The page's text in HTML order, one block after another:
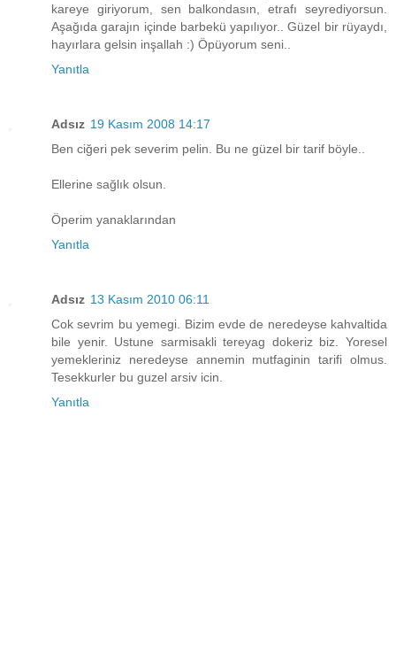
kareye giriyorum, sen balkondasın, etrafı seyrediyorsun.
Aşağıda garajın içinde barbekü yapılıyor.. Güzel bir rüyaydı,
hayırlara gelsin inşallah :) Öpüyorum seni..
Yanıtla
Adsız 19 Kasım 2008 14:17
Ben ciğeri pek severim pelin. Bu ne güzel bir tarif böyle..
Ellerine sağlık olsun.
Öperim yanaklarından
Yanıtla
Adsız 13 Kasım 2010 06:11
Cok sevrim bu yemegi. Bizim evde de neredeyse kahvaltida
bile yenir. Ustune sarmisakli tereyag dokeriz biz. Yoresel
yemekleriniz neredeyse annemin mutfaginin tarifi olmus.
Tesekkurler bu guzel arsiv icin.
Yanıtla